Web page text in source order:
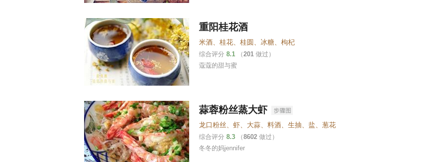
重阳桂花酒
米酒、桂花、桂圆、冰糖、枸杞
综合评分 8.1 （201 做过）
蔻蔻的甜与蜜
蒜蓉粉丝蒸大虾
龙口粉丝、虾、大蒜、料酒、生抽、盐、葱花
综合评分 8.3 （8602 做过）
冬冬的妈jennifer